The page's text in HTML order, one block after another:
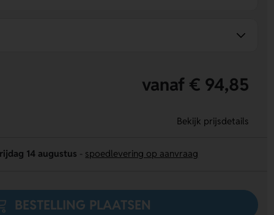
vanaf € 94,85
Bekijk prijsdetails
14 augustus spoedlevering op aanvraag
BESTELLING PLAATSEN